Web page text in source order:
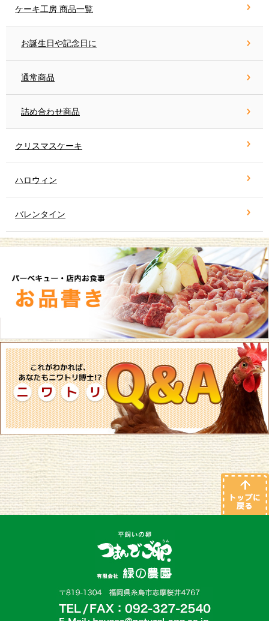
ケーキ工房 商品一覧
お誕生日や記念日に
通常商品
詰め合わせ商品
クリスマスケーキ
ハロウィン
バレンタイン